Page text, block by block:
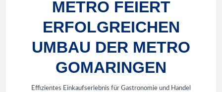
METRO FEIERT
ERFOLGREICHEN
UMBAU DER METRO
GOMARINGEN
Effizientes Einkaufserlebnis für Gastronomie und Handel